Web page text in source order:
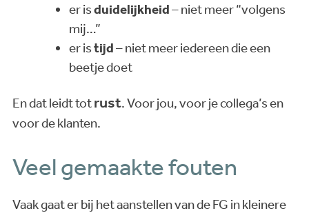
er isduidelijkheid– niet meer “volgens
mij…”
er istijd– niet meer iedereen die een
beetje doet
En dat leidt totrust. Voor jou, voor je collega’s en
voor de klanten.
Veel gemaakte fouten
Vaak gaat er bij het aanstellen van de FG in kleinere